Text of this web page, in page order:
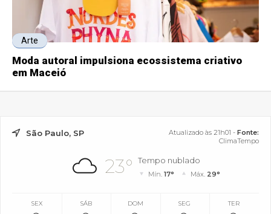
Arte
Moda autoral impulsiona ecossistema criativo
em Maceió
São Paulo, SP Atualizado às 21h01 - Fonte:
ClimaTempo
23° Tempo nublado
Mín.17° Máx. 29°
SEX SÁB DOM SEG TER